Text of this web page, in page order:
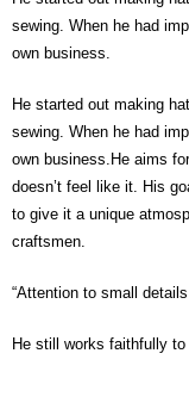
sewing. When he had
own business.
He started out making
sewing. When he had
own business.He aims
doesn’t feel like it. His
to give it a unique
craftsmen.
“Attention to small
He still works faithfully